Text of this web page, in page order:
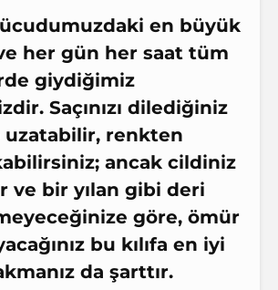
en büyük
her gün her saat tüm
giydiğimiz
Saçınızı dilediğiniz
renkten
ancak cildiniz
ve bir yılan gibi deri
göre, ömür
bu kılıfa en iyi
da şarttır.